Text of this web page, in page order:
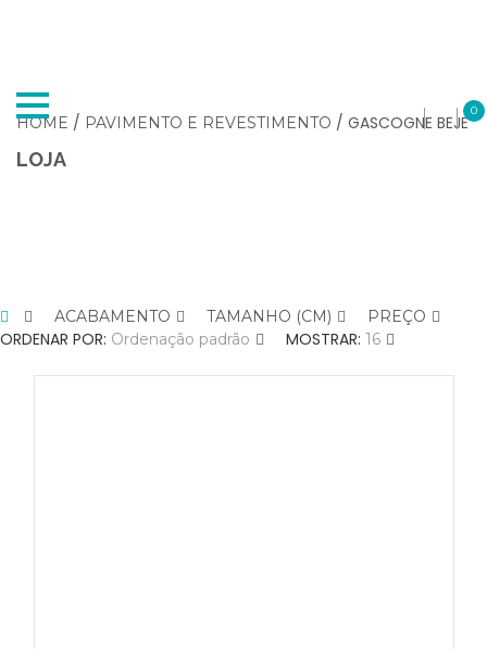
0
HOME / PAVIMENTO E REVESTIMENTO / GASCOGNE BEJE
LOJA
ACABAMENTO TAMANHO (CM) PREÇO
ORDENAR POR: Ordenação padrão MOSTRAR: 16